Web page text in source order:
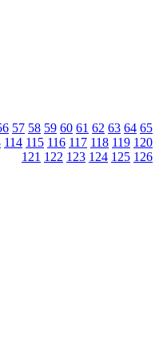
57 58 59 60 61 62 63 64 65
114 115 116 117 118 119 120
121 122 123 124 125 126